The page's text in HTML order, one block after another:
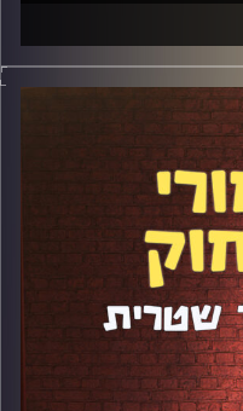
מעשור ובמקביל הוא
עובד במשרד של הקומדי
של עולם הסטנדאפ
על כושר האלתור שלו, על
על התאונה ששינתה
הזה.